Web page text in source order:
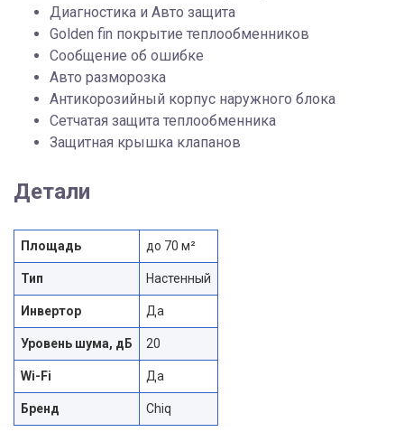
Диагностика и Авто защита
Golden fin покрытие теплообменников
Сообщение об ошибке
Авто разморозка
Антикорозийный корпус наружнoго блока
Cетчатая защита теплообменника
Защитная крышка клапанов
Детали
Площадь до 70 м²
Тип Настенный
Инвертор Да
Уровень шума, дБ 20
Wi-Fi Да
Бренд Chiq